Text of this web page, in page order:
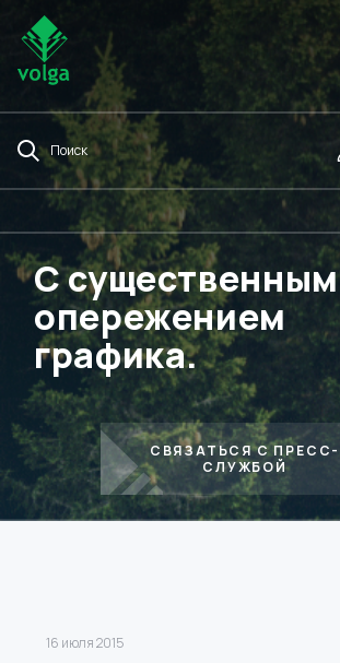
Поиск
С существенным
опережением
графика.
СВЯЗАТЬСЯ С ПРЕСС-
СЛУЖБОЙ
16 июля 2015